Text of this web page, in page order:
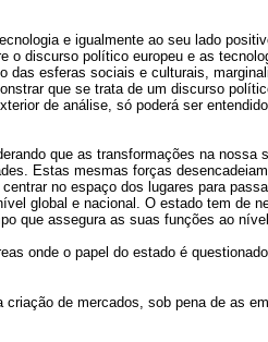
e igualmente ao seu lado
discurso político europeu e as
esferas sociais e culturais,
que se trata de um discurso
de análise, só poderá ser
que as transformações na
Estas mesmas forças
no espaço dos lugares para
global e nacional. O estado tem
que assegura as suas funções ao
onde o papel do estado é
de mercados, sob pena de as